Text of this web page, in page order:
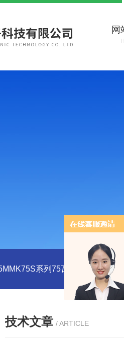
网
系列75瓦稳压电源
技术文章 / ARTICLE